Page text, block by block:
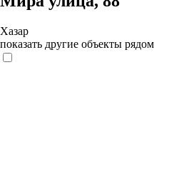
Хазар
показать другие объекты рядом